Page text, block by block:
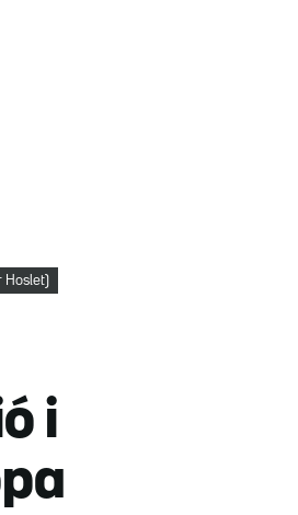
Hoslet)
i